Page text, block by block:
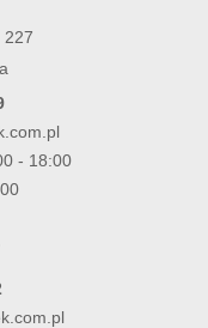
227
- 18:00